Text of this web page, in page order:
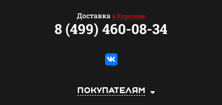
Покупателям
Доставка в Королеве
8 (499) 460-08-34